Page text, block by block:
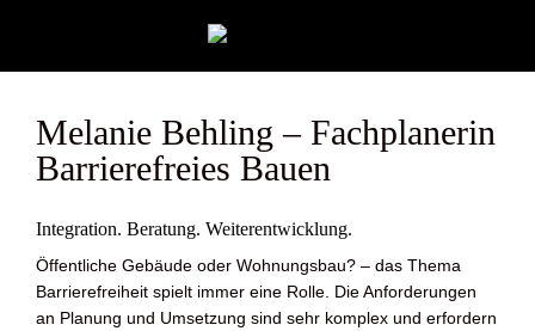
Melanie Behling – Fachplanerin
Barrierefreies Bauen
Integration. Beratung. Weiterentwicklung.
Öffentliche Gebäude oder Wohnungsbau? – das Thema
Barrierefreiheit spielt immer eine Rolle. Die Anforderungen
an Planung und Umsetzung sind sehr komplex und erfordern